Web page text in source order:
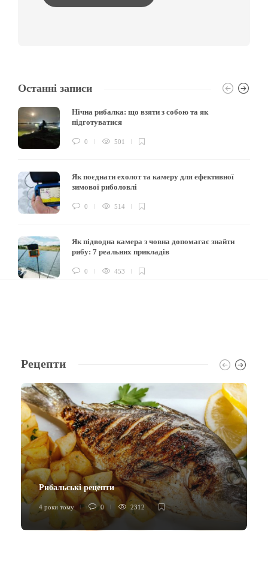
Останні записи
Нічна рибалка: що взяти з собою та як
підготуватися
0 501
Як поєднати ехолот та камеру для ефективної
зимової риболовлі
0 514
Як підводна камера з човна допомагає знайти
рибу: 7 реальних прикладів
0 453
Рецепти
Рибальські рецепти
4 роки тому 0 2312